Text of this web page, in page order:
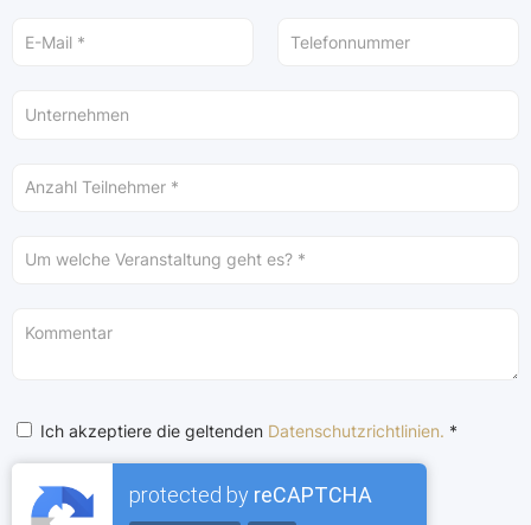
Ich akzeptiere die geltenden Datenschutzrichtlinien. *
protected by reCAPTCHA